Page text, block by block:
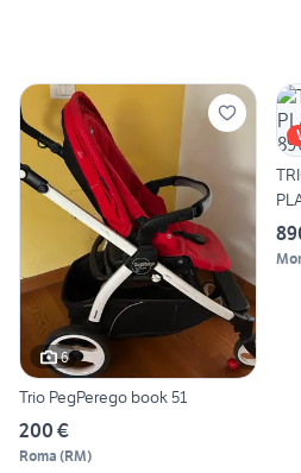
6
Trio PegPerego book 51
200 €
Roma (RM)